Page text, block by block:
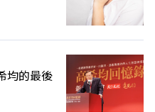
均的最後